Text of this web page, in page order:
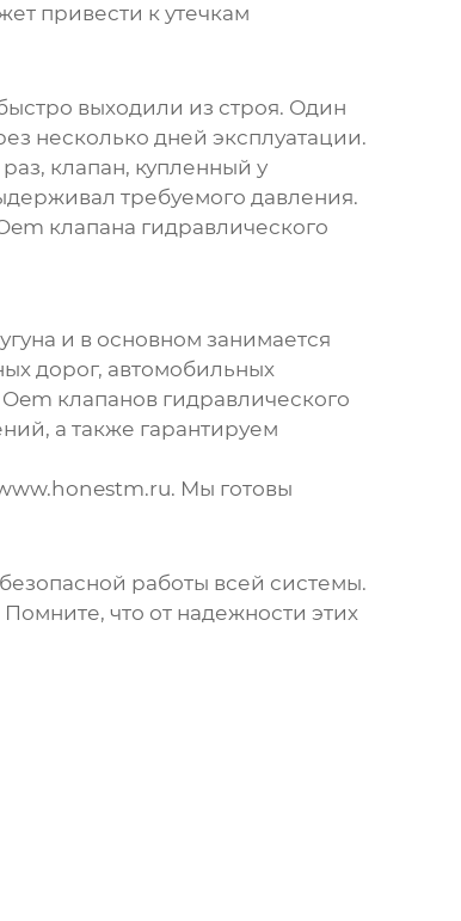
привести к утечкам
выходили из строя. Один
несколько дней эксплуатации.
клапан, купленный у
требуемого давления.
клапана гидравлического
и в основном занимается
дорог, автомобильных
Oem клапанов гидравлического
а также гарантируем
. Мы готовы
работы всей системы.
что от надежности этих